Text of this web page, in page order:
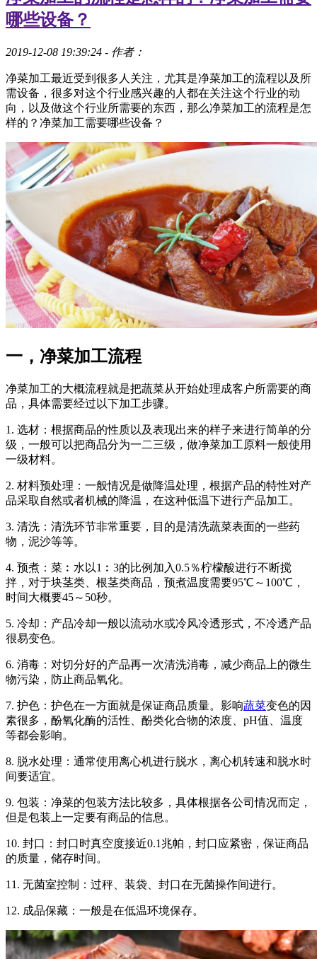
哪些设备？
2019-12-08 19:39:24 - 作者：
净菜加工最近受到很多人关注，尤其是净菜加工的流程以及所
需设备，很多对这个行业感兴趣的人都在关注这个行业的动
向，以及做这个行业所需要的东西，那么净菜加工的流程是怎
样的？净菜加工需要哪些设备？
一，净菜加工流程
净菜加工的大概流程就是把蔬菜从开始处理成客户所需要的商
品，具体需要经过以下加工步骤。
1. 选材：根据商品的性质以及表现出来的样子来进行简单的分
级，一般可以把商品分为一二三级，做净菜加工原料一般使用
一级材料。
2. 材料预处理：一般情况是做降温处理，根据产品的特性对产
品采取自然或者机械的降温，在这种低温下进行产品加工。
3. 清洗：清洗环节非常重要，目的是清洗蔬菜表面的一些药
物，泥沙等等。
4. 预煮：菜︰水以1︰3的比例加入0.5％柠檬酸进行不断搅
拌，对于块茎类、根茎类商品，预煮温度需要95℃～100℃，
时间大概要45～50秒。
5. 冷却：产品冷却一般以流动水或冷风冷透形式，不冷透产品
很易变色。
6. 消毒：对切分好的产品再一次清洗消毒，减少商品上的微生
物污染，防止商品氧化。
7. 护色：护色在一方面就是保证商品质量。影响蔬菜变色的因
素很多，酚氧化酶的活性、酚类化合物的浓度、pH值、温度
等都会影响。
8. 脱水处理：通常使用离心机进行脱水，离心机转速和脱水时
间要适宜。
9. 包装：净菜的包装方法比较多，具体根据各公司情况而定，
但是包装上一定要有商品的信息。
10. 封口：封口时真空度接近0.1兆帕，封口应紧密，保证商品
的质量，储存时间。
11. 无菌室控制：过秤、装袋、封口在无菌操作间进行。
12. 成品保藏：一般是在低温环境保存。